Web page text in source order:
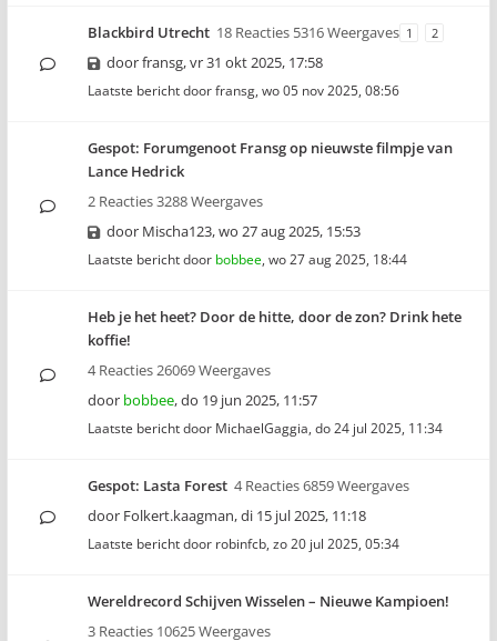
Blackbird Utrecht 18 Reacties 5316 Weergaves 1 2
doorfransg,vr 31 okt 2025, 17:58
Laatste bericht doorfransg, wo 05 nov 2025, 08:56
Gespot: Forumgenoot Fransg op nieuwste filmpje van
Lance Hedrick
2 Reacties 3288 Weergaves
door Mischa123,wo 27 aug 2025, 15:53
Laatste bericht door bobbee, wo 27 aug 2025, 18:44
Heb je het heet? Door de hitte, door de zon? Drink hete
koffie!
4 Reacties 26069 Weergaves
door bobbee,do 19 jun 2025, 11:57
Laatste bericht door MichaelGaggia, do 24 jul 2025, 11:34
Gespot: Lasta Forest 4 Reacties 6859 Weergaves
door Folkert.kaagman,di 15 jul 2025, 11:18
Laatste bericht door robinfcb, zo 20 jul 2025, 05:34
Wereldrecord Schijven Wisselen – Nieuwe Kampioen!
3 Reacties 10625 Weergaves